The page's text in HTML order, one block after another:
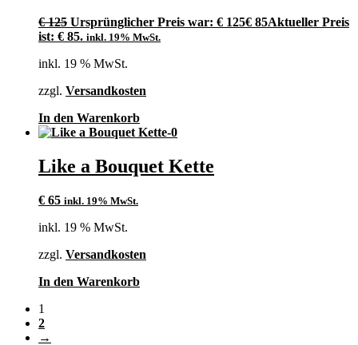
€125 Ursprünglicher Preis war: € 125€ 85Aktueller Preis
ist: € 85. inkl. 19% MwSt.
inkl. 19 % MwSt.
zzgl. Versandkosten
In den Warenkorb
Like a Bouquet Kette
€ 65 inkl. 19% MwSt.
inkl. 19 % MwSt.
zzgl. Versandkosten
In den Warenkorb
1
2
→